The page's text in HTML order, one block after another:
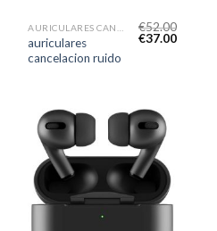
auriculares
cancelacion ruido
€52.00
€37.00